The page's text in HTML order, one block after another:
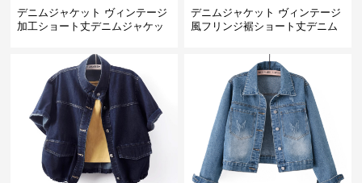
デニムジャケット ヴィンテージ
加工ショート丈デニムジャケッ
デニムジャケット ヴィンテージ
風フリンジ裾ショート丈デニム